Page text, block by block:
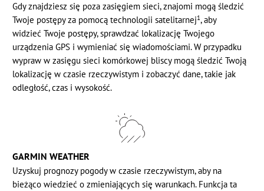
Gdy znajdziesz się poza zasięgiem sieci, znajomi mogą śledzić
Twoje postępy za pomocą technologii satelitarnej1, aby
widzieć Twoje postępy, sprawdzać lokalizację Twojego
urządzenia GPS i wymieniać się wiadomościami. W przypadku
wypraw w zasięgu sieci komórkowej bliscy mogą śledzić Twoją
lokalizację w czasie rzeczywistym i zobaczyć dane, takie jak
odległość, czas i wysokość.
GARMIN WEATHER
Uzyskuj prognozy pogody w czasie rzeczywistym, aby na
bieżąco wiedzieć o zmieniających się warunkach. Funkcja ta